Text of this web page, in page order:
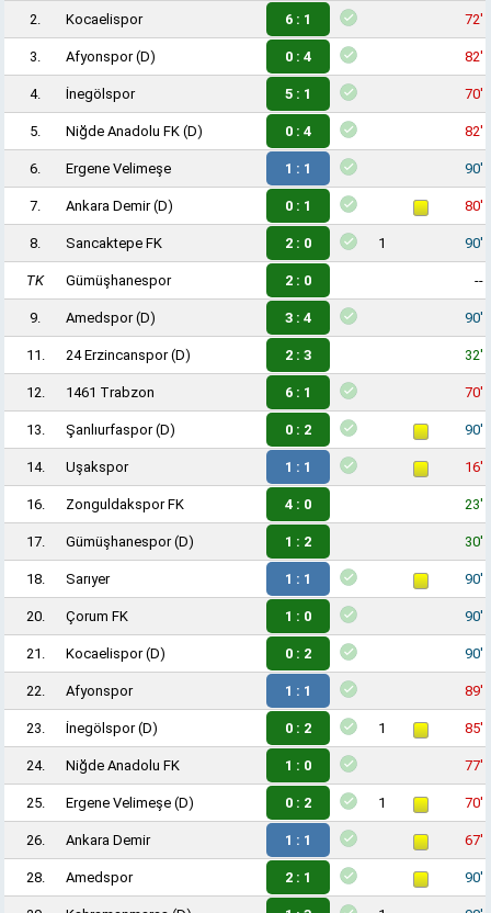
2. Kocaelispor 6 : 1 72'
3. Afyonspor(D) 0 : 4 82'
4. İnegölspor 5 : 1 70'
5. Niğde Anadolu FK (D) 0 : 4 82'
6. Ergene Velimeşe 1 : 1 90'
7. Ankara Demir(D) 0 : 1 80'
8. Sancaktepe FK 2 : 0 1 90'
TK Gümüşhanespor 2 : 0 --
9. Amedspor(D) 3 : 4 90'
11. 24 Erzincanspor(D) 2 : 3 32'
12. 1461 Trabzon 6 : 1 70'
13. Şanlıurfaspor(D) 0 : 2 90'
14. Uşakspor 1 : 1 16'
16. Zonguldakspor FK 4 : 0 23'
17. Gümüşhanespor(D) 1 : 2 30'
18. Sarıyer 1 : 1 90'
20. Çorum FK 1 : 0 90'
21. Kocaelispor(D) 0 : 2 90'
22. Afyonspor 1 : 1 89'
23. İnegölspor(D) 0 : 2 1 85'
24. Niğde Anadolu FK 1 : 0 77'
25. Ergene Velimeşe (D) 0 : 2 1 70'
26. Ankara Demir 1 : 1 67'
28. Amedspor 2 : 1 90'